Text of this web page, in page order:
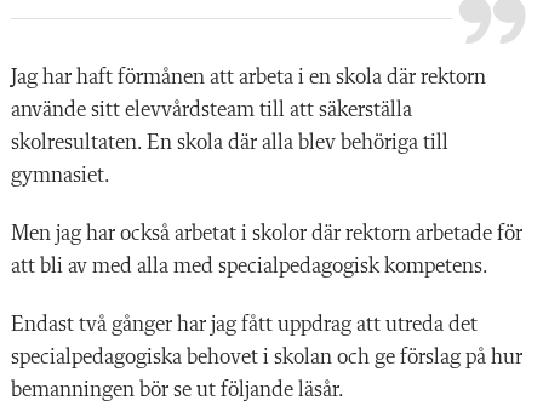
Jag har haft förmånen att arbeta i en skola där rektorn
använde sitt elevvårdsteam till att säkerställa
skolresultaten. En skola där alla blev behöriga till
gymnasiet.
Men jag har också arbetat i skolor där rektorn arbetade för
att bli av med alla med specialpedagogisk kompetens.
Endast två gånger har jag fått uppdrag att utreda det
specialpedagogiska behovet i skolan och ge förslag på hur
bemanningen bör se ut följande läsår.